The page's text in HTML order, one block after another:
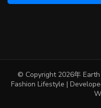
ー
© Copyright 2026年
Fashion Lifestyle |